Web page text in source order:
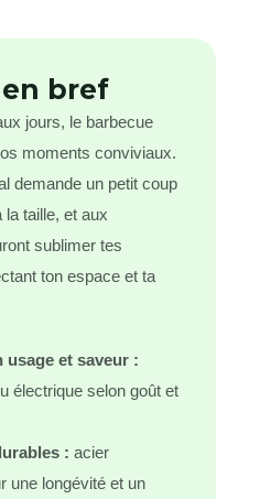
en bref
jours, le barbecue
moments conviviaux.
demande un petit coup
taille, et aux
sublimer tes
ton espace et ta
usage et saveur :
électrique selon goût et
: acier
une longévité et un